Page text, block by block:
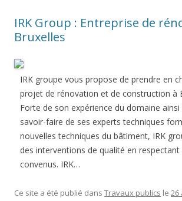
IRK Group : Entreprise de
Bruxelles
IRK groupe vous propose de prendre en
projet de rénovation et de construction à
Forte de son expérience du domaine ainsi
savoir-faire de ses experts techniques
nouvelles techniques du bâtiment, IRK
des interventions de qualité en respectant
convenus. IRK…
Ce site a été publié dans Travaux publics le 26